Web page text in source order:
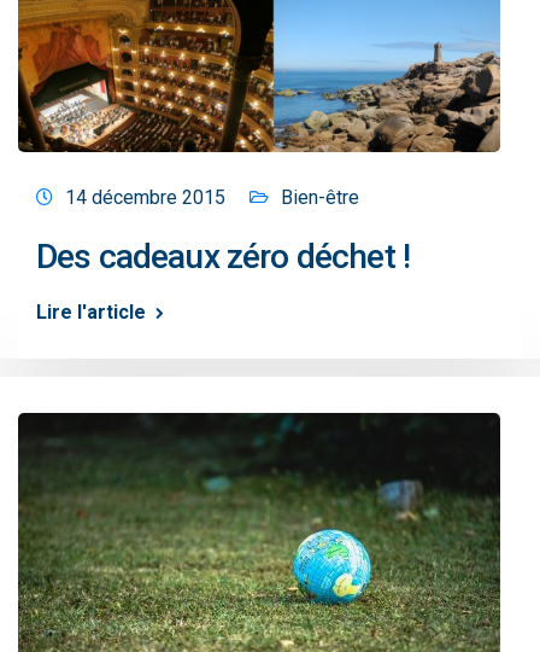
14 décembre 2015 Bien-être
Des cadeaux zéro déchet !
Lire l'article